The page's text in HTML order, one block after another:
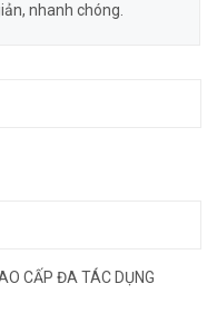
nhanh chóng.
CẤP ĐA TÁC DỤNG